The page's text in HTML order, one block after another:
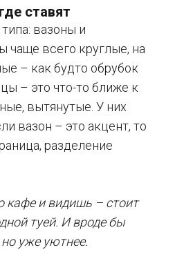
ставят
вазоны и
чаще всего круглые, на
– как будто обрубок
– это что-то ближе к
вытянутые. У них
вазон – это акцент, то
разделение
и видишь – стоит
туей. И вроде бы
но уже уютнее.